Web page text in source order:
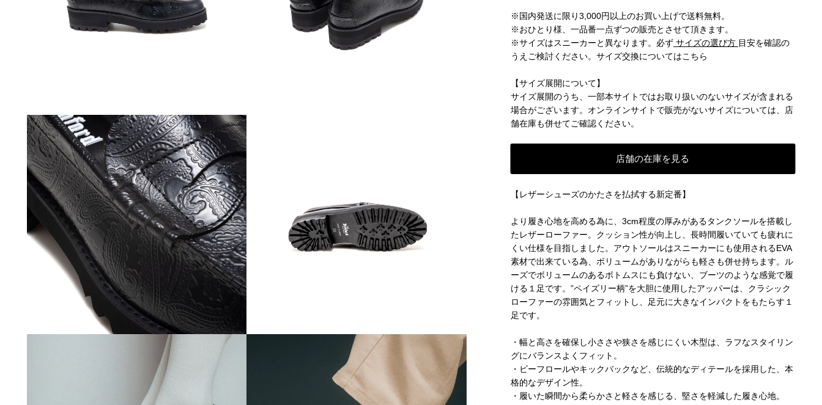
※国内発送に限り3,000円以上のお買い上げで送料無料。
※おひとり様、一品番一点ずつの販売とさせて頂きます。
※サイズはスニーカーと異なります。必ずサイズの選び方 目安を確認の
うえご検討ください。 サイズ交換についてはこちら
【サイズ展開について】
サイズ展開のうち、一部本サイトではお取り扱いのないサイズが含まれる
場合がございます。オンラインサイトで販売がないサイズについては、店
舗在庫も併せてご確認ください。
店舗の在庫を見る
【レザーシューズのかたさを払拭する新定番】
より履き心地を高める為に、3cm程度の厚みがあるタンクソールを搭載し
たレザーローファー。クッション性が向上し、長時間履いていても疲れに
くい仕様を目指しました。アウトソールはスニーカーにも使用されるEVA
素材で出来ている為、ボリュームがありながらも軽さも併せ持ちます。ル
ーズでボリュームのあるボトムスにも負けない、ブーツのような感覚で履
ける１足です。”ペイズリー柄”を大胆に使用したアッパーは、クラシック
ローファーの雰囲気とフィットし、足元に大きなインパクトをもたらす１
足です。
・幅と高さを確保し小ささや狭さを感じにくい木型は、ラフなスタイリン
グにバランスよくフィット。
・ビーフロールやキックバックなど、伝統的なディテールを採用した、本
格的なデザイン性。
・履いた瞬間から柔らかさと軽さを感じる、堅さを軽減した履き心地。